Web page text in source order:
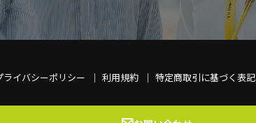
ライバシーポリシー 利用規約 特定商取引に基づく表記